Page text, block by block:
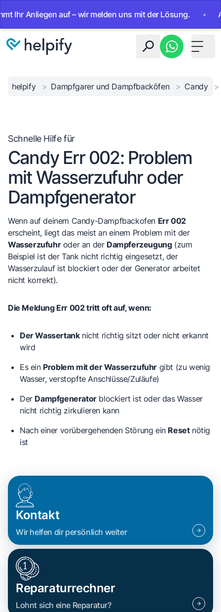
auf – wir melden uns mit der Lösung. • Ab
Toggle
helpify > Dampfgarer und Dampfbacköfen > Candy >
Schnelle Hilfe für
Candy Err 002: Problem
mit Wasserzufuhr oder
Dampfgenerator
Wenn auf deinem Candy-Dampfbackofen Err 002
erscheint, liegt das meist an einem Problem mit der
Wasserzufuhroder an der Dampferzeugung(zum
Beispiel ist der Tank nicht richtig eingesetzt, der
Wasserzulauf ist blockiert oder der Generator arbeitet
nicht korrekt).
Die Meldung Err 002 tritt oft auf, wenn:
Der Wassertanknicht richtig sitzt oder nicht erkannt
wird
Es ein Problem mit der Wasserzufuhr gibt (zu wenig
Wasser, verstopfte Anschlüsse/Zuläufe)
Der Dampfgeneratorblockiert ist oder das Wasser
nicht richtig zirkulieren kann
Nach einer vorübergehenden Störung ein Resetnötig
ist
Kontakt
Wir helfen dir persönlich weiter
Reparaturrechner
Lohnt sich eine Reparatur?